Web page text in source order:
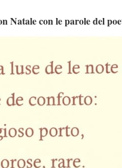
Natale con le parole del